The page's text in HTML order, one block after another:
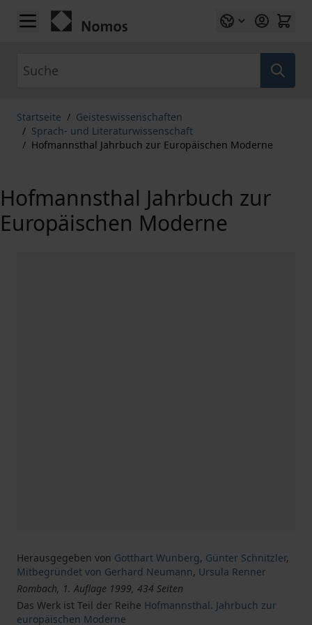
Zum Inhalt springen
Startseite / Geisteswissenschaften
/ Sprach- und Literaturwissenschaft
/ Hofmannsthal Jahrbuch zur Europäischen Moderne
Hofmannsthal Jahrbuch zur
Europäischen Moderne
Herausgegeben von Gotthart Wunberg, Günter Schnitzler,
Mitbegründet von Gerhard Neumann, Ursula Renner
Rombach, 1. Auflage 1999, 434 Seiten
Das Werk ist Teil der Reihe Hofmannsthal. Jahrbuch zur
europäischen Moderne